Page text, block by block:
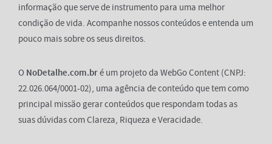
informação que serve de instrumento para uma melhor
condição de vida. Acompanhe nossos conteúdos e entenda um
pouco mais sobre os seus direitos.
O NoDetalhe.com.bré um projeto da WebGo Content (CNPJ:
22.026.064/0001-02), uma agência de conteúdo que tem como
principal missão gerar conteúdos que respondam todas as
suas dúvidas com Clareza, Riqueza e Veracidade.